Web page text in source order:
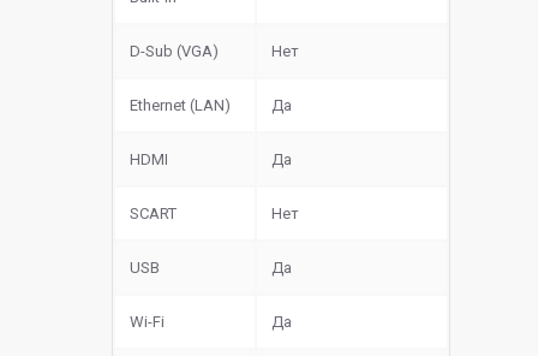
D-Sub (VGA) Нет
Ethernet (LAN) Да
HDMI Да
SCART Нет
USB Да
Wi-Fi Да